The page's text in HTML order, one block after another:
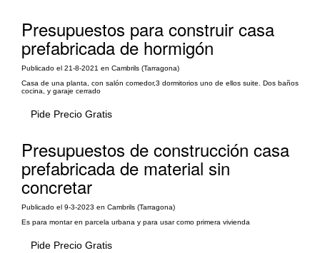
Presupuestos para construir casa
prefabricada de hormigón
Publicado el 21-8-2021 en Cambrils (Tarragona)
Casa de una planta, con salón comedor,3 dormitorios uno de ellos suite. Dos baños
cocina, y garaje cerrado
Pide Precio Gratis
Presupuestos de construcción casa
prefabricada de material sin
concretar
Publicado el 9-3-2023 en Cambrils (Tarragona)
Es para montar en parcela urbana y para usar como primera vivienda
Pide Precio Gratis